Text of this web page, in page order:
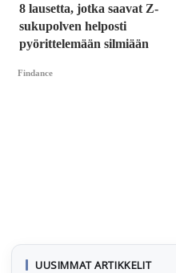
8 lausetta, jotka saavat Z-
sukupolven helposti
pyörittelemään silmiään
Findance
UUSIMMAT ARTIKKELIT